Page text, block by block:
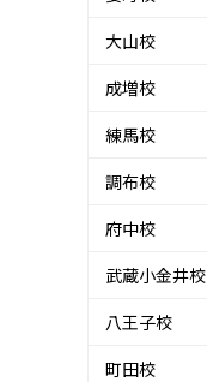
大山校
成増校
練馬校
調布校
府中校
武蔵小金井校
八王子校
町田校